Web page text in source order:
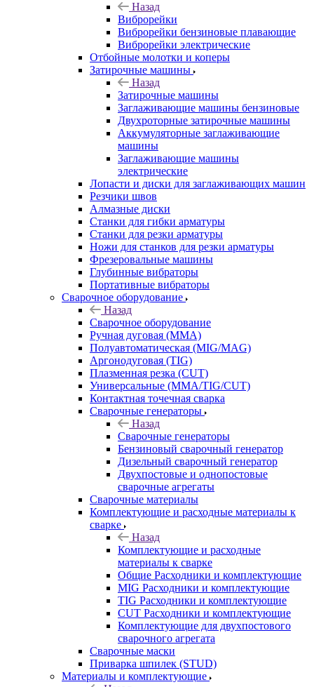
Назад
Виброрейки
Виброрейки бензиновые плавающие
Виброрейки электрические
Отбойные молотки и коперы
Затирочные машины
Назад
Затирочные машины
Заглаживающие машины бензиновые
Двухроторные затирочные машины
Аккумуляторные заглаживающие
машины
Заглаживающие машины
электрические
Лопасти и диски для заглаживающих машин
Резчики швов
Алмазные диски
Станки для гибки арматуры
Станки для резки арматуры
Ножи для станков для резки арматуры
Фрезеровальные машины
Глубинные вибраторы
Портативные вибраторы
Сварочное оборудование
Назад
Сварочное оборудование
Ручная дуговая (MMA)
Полуавтоматическая (MIG/MAG)
Аргонодуговая (TIG)
Плазменная резка (CUT)
Универсальные (MMA/TIG/CUT)
Контактная точечная сварка
Сварочные генераторы
Назад
Сварочные генераторы
Бензиновый сварочный генератор
Дизельный сварочный генератор
Двухпостовые и однопостовые
сварочные агрегаты
Сварочные материалы
Комплектующие и расходные материалы к
сварке
Назад
Комплектующие и расходные
материалы к сварке
Общие Расходники и комплектующие
MIG Расходники и комплектующие
TIG Расходники и комплектующие
CUT Расходники и комплектующие
Комплектующие для двухпостового
сварочного агрегата
Сварочные маски
Приварка шпилек (STUD)
Материалы и комплектующие